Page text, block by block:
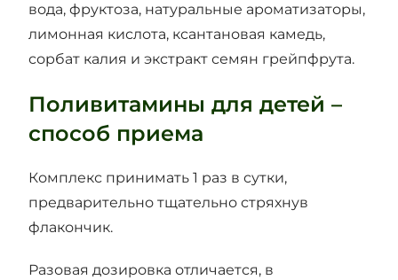
вода, фруктоза, натуральные ароматизаторы,
лимонная кислота, ксантановая камедь,
сорбат калия и экстракт семян грейпфрута.
Поливитамины для детей –
способ приема
Комплекс принимать 1 раз в сутки,
предварительно тщательно стряхнув
флакончик.
Разовая дозировка отличается, в